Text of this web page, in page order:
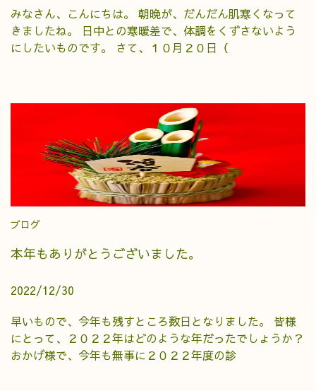
みなさん、こんにちは。 朝晩が、だんだん肌寒くなって
きましたね。 日中との寒暖差で、体調をくずさないよう
にしたいものです。 さて、１０月２０日（
ブログ
本年もありがとうございました。
2022/12/30
早いもので、今年も残すところ数日となりました。 皆様
にとって、２０２２年はどのような年だったでしょうか？
おかげ様で、今年も無事に２０２２年度の診